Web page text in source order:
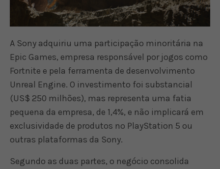
A Sony adquiriu uma participação minoritária na
Epic Games, empresa responsável por jogos como
Fortnite e pela ferramenta de desenvolvimento
Unreal Engine. O investimento foi substancial
(US$ 250 milhões), mas representa uma fatia
pequena da empresa, de 1,4%, e não implicará em
exclusividade de produtos no PlayStation 5 ou
outras plataformas da Sony.
Segundo as duas partes, o negócio consolida